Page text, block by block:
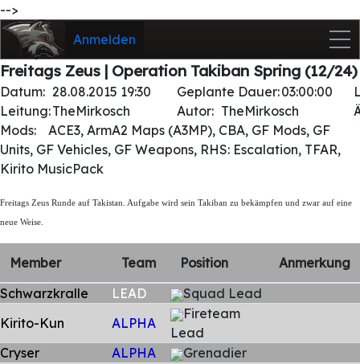
-->
Anmelden
Freitags Zeus | Operation Takiban Spring (12/24)
Datum: 28.08.2015 19:30 Geplante Dauer:03:00:00
Leitung:TheMirkosch Autor: TheMirkosch
Mods:
ACE3, ArmA2 Maps (A3MP), CBA, GF Mods, GF
Units, GF Vehicles, GF Weapons, RHS: Escalation, TFAR,
Kirito MusicPack
Freitags Zeus Runde auf Takistan. Aufgabe wird sein Takiban zu bekämpfen und zwar auf eine
neue Weise.
Member Team Position
Anmerkung
Schwarzkralle
LEAD
Squad Lead
Kirito-Kun
ALPHA
Fireteam
Lead
Cryser
ALPHA
Grenadier